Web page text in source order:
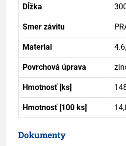
Dĺžka
Smer závitu
Material
Povrchová úprava
Hmotnosť [ks]
Hmotnosť [100 ks]
Dokumenty